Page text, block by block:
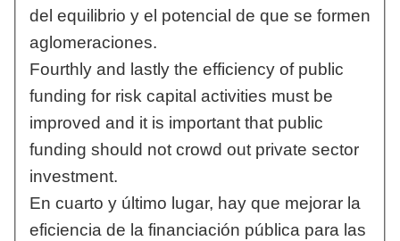
del equilibrio y el potencial de que se formen
aglomeraciones.
Fourthly and lastly the efficiency of public
funding for risk capital activities must be
improved and it is important that public
funding should not crowd out private sector
investment.
En cuarto y último lugar, hay que mejorar la
eficiencia de la financiación pública para las